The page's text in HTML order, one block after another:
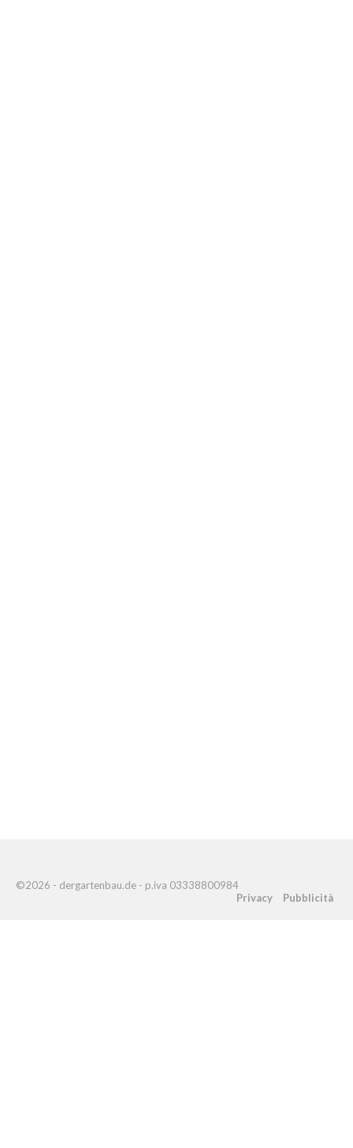
©2026 - dergartenbau.de - p.iva 03338800984
Privacy
Pubblicità